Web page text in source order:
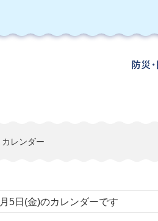
カレンダー
5日(金)のカレンダーです